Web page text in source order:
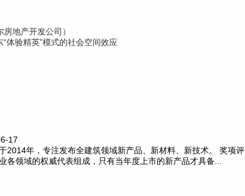
地产开发公司）
体验精英”模式的社会空间效应
17
2014年，专注发布全建筑领域新产品、新材料、新技术。 奖项评
各领域的权威代表组成，只有当年度上市的新产品才具备...